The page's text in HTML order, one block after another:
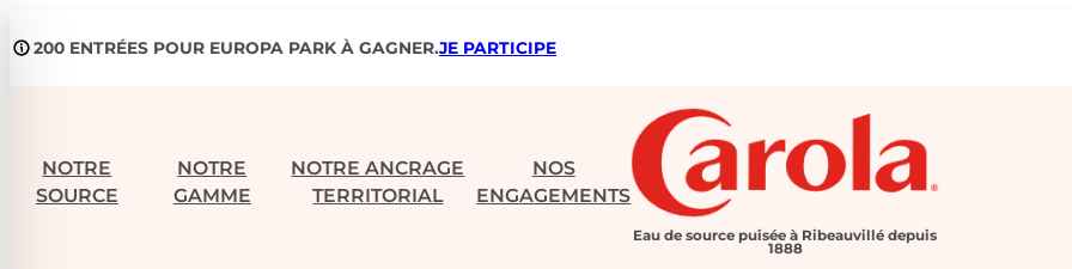
au200 ENTRÉES POUR EUROPA PARK À GAGNER.JE PARTICIPE
NOTRE
SOURCE
NOTRE
GAMME
NOTRE ANCRAGE
TERRITORIAL
NOS
ENGAGEMENTS
Eau de source puisée à Ribeauvillé depuis
1888